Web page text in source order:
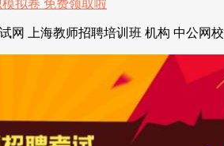
网 上海教师招聘培训班 机构 中公网校